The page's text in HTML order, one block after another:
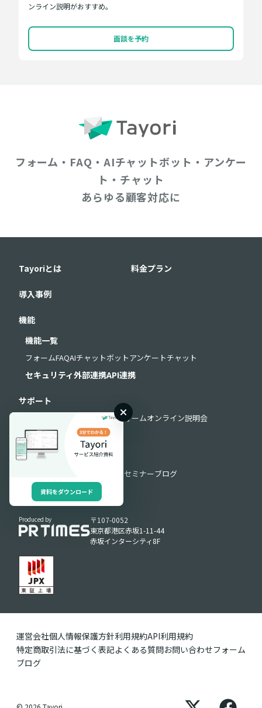
ンライン説明がおすすめ。
面談を予約
フォーム・FAQ・AIチャットボット・アンケー
ト・チャット
あらゆる顧客対応に
Tayoriとは 料金プラン
導入事例
機能
機能一覧
フォームFAQAIチャットボットアンケートチャット
セキュリティ外部連携API連携
サポート
お問い合わせフォームオンライン説明会
導入・運用サポート
お役立ち情報
セミナーブログ
Produced by
〒107-0052
東京都港区赤坂1-11-44
赤坂インターシティ8F
運営会社個人情報保護方針利用規約API利用規約
特定商取引法に基づく表記よくある質問お問い合わせフォーム
ブログ
資料をダウンロード